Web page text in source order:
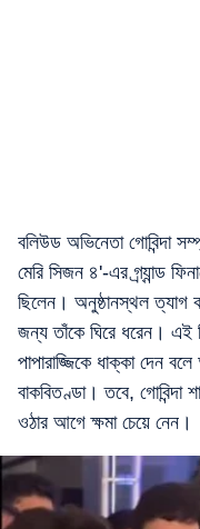
বলিউড অভিনেতা গোবিন্দা
মেরি সিজন ৪'-এর গ্র্যান্ড
ছিলেন। অনুষ্ঠানস্থল ত্যাগ
জন্য তাঁকে ঘিরে ধরেন। এই
পাপারাজ্জিকে ধাক্কা দেন
বাকবিতণ্ডা। তবে, গোবিন্দা
ওঠার আগে ক্ষমা চেয়ে নেন।